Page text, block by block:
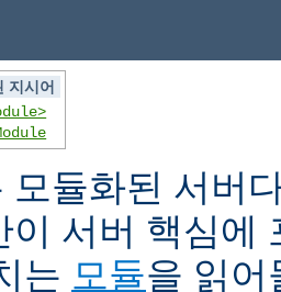
지시어
모듈화된 서버
이 서버 핵심에
는 모듈을 읽어